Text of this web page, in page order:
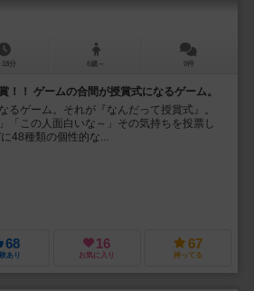
18分 6歳～ 0件
！！ ゲームの合間が授賞式になるゲーム。
るゲーム。それが『なんだって授賞式』。
「この人面白いな～」その気持ちを投票し
48種類の個性的な...
68
あり
16
お気に入り
67
持ってる